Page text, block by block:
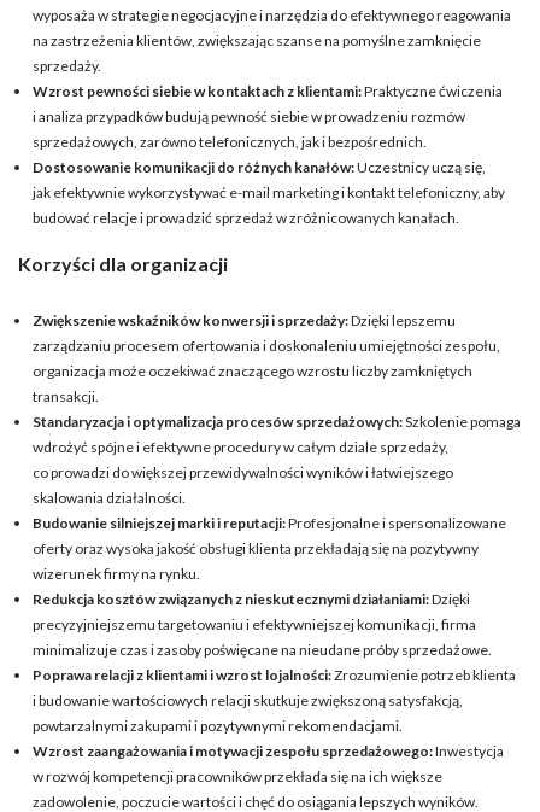
wyposaża w strategie negocjacyjne i narzędzia do efektywnego reagowania
na zastrzeżenia klientów, zwiększając szanse na pomyślne zamknięcie
sprzedaży.
Wzrost pewności siebie w kontaktach z klientami:Praktyczne ćwiczenia
i analiza przypadków budują pewność siebie w prowadzeniu rozmów
sprzedażowych, zarówno telefonicznych, jak i bezpośrednich.
Dostosowanie komunikacji do różnych kanałów:Uczestnicy uczą się,
jak efektywnie wykorzystywać e-mail marketing i kontakt telefoniczny, aby
budować relacje i prowadzić sprzedaż w zróżnicowanych kanałach.
Korzyści dla organizacji
Zwiększenie wskaźników konwersji i sprzedaży:Dzięki lepszemu
zarządzaniu procesem ofertowania i doskonaleniu umiejętności zespołu,
organizacja może oczekiwać znaczącego wzrostu liczby zamkniętych
transakcji.
Standaryzacja i optymalizacja procesów sprzedażowych:Szkolenie pomaga
wdrożyć spójne i efektywne procedury w całym dziale sprzedaży,
co prowadzi do większej przewidywalności wyników i łatwiejszego
skalowania działalności.
Budowanie silniejszej marki i reputacji:Profesjonalne i spersonalizowane
oferty oraz wysoka jakość obsługi klienta przekładają się na pozytywny
wizerunek firmy na rynku.
Redukcja kosztów związanych z nieskutecznymi działaniami:Dzięki
precyzyjniejszemu targetowaniu i efektywniejszej komunikacji, firma
minimalizuje czas i zasoby poświęcane na nieudane próby sprzedażowe.
Poprawa relacji z klientami i wzrost lojalności:Zrozumienie potrzeb klienta
i budowanie wartościowych relacji skutkuje zwiększoną satysfakcją,
powtarzalnymi zakupami i pozytywnymi rekomendacjami.
Wzrost zaangażowania i motywacji zespołu sprzedażowego:Inwestycja
w rozwój kompetencji pracowników przekłada się na ich większe
zadowolenie, poczucie wartości i chęć do osiągania lepszych wyników.